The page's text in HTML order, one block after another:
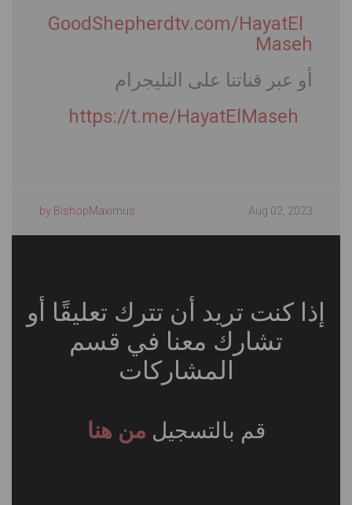
GoodShepherdtv.com/HayatEl
Maseh
أو عبر قناتنا على التليجرام
https://t.me/HayatElMaseh
Aug 02, 2023
by BishopMaximus
إذا كنت تريد أن تترك تعليقًا أو
تشارك معنا في قسم
المشاركات
قم بالتسجيل من هنا